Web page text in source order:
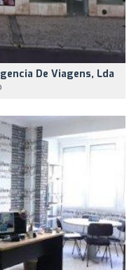
De Viagens, Lda